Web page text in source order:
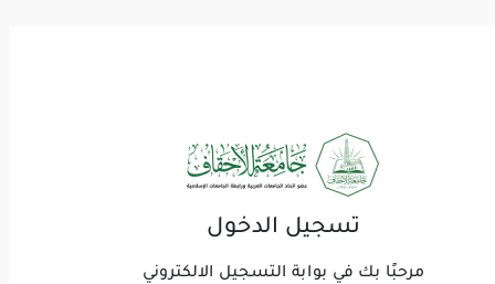
تسجيل الدخول
مرحبًا بك في بوابة التسجيل الالكتروني